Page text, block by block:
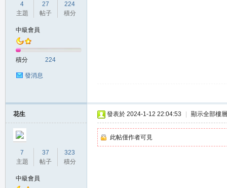
4
主題
27
帖子
224
積分
中級會員
積分 224
發消息
花生
7
主題
37
帖子
323
積分
中級會員
發表於 2024-1-12 22:04:53 顯示全部樓層
此帖僅作者可見